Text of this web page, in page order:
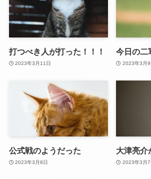
打つべき人が打った！！！
2023年3月11日
今日の二
2023年3月9
公式戦のようだった
2023年3月8日
大津亮介
2023年3月7